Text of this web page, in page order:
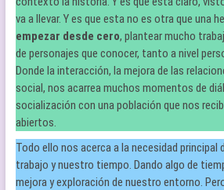
va a llevar. Y es que esta no es otra que una
empezar desde cero, plantear mucho
de personajes que conocer, tanto a nivel
Donde la interacción, la mejora de las
social, nos acarrea muchos momentos de
socialización con una población que nos
abiertos.
Todo ello nos acerca a la necesidad principal
trabajo y nuestro tiempo. Dando algo de
mejora y exploración de nuestro entorno.